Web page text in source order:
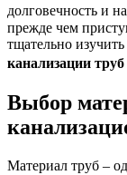
долговечность и
прежде чем
тщательно
канализации
Выбор
Материал труб –